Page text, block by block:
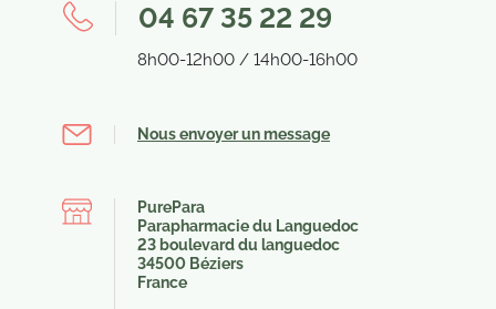
04 67 35 22 29
8h00-12h00 / 14h00-16h00
Nous envoyer un message
PurePara
Parapharmacie du Languedoc
23 boulevard du languedoc
34500 Béziers
France